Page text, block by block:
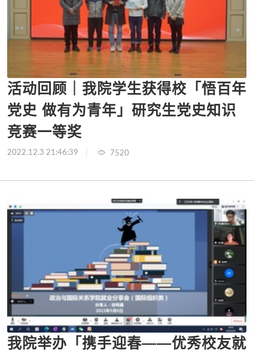
活动回顾｜我院学生获得校「悟百年
党史 做有为青年」研究生党史知识
竞赛一等奖
2022.12.3 21:46:39 7520
我院举办「携手迎春——优秀校友就